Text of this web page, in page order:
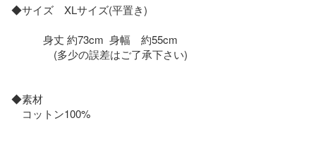
◆サイズ　XLサイズ(平置き)
身丈 約73cm  身幅　約55cm
(多少の誤差はご了承下さい)
◆素材
コットン100%